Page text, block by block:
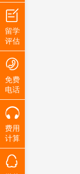
留学
评估
免费
电话
费用
计算